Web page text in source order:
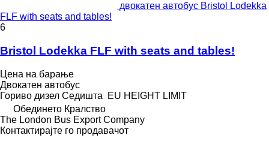
двокатен автобус Bristol Lodekka
FLF with seats and tables!
6
Bristol Lodekka FLF with seats and tables!
Цена на барање
Двокатен автобус
Гориво дизел Седишта
EU HEIGHT LIMIT
Обединето Кралство
The London Bus Export Company
Контактирајте го продавачот